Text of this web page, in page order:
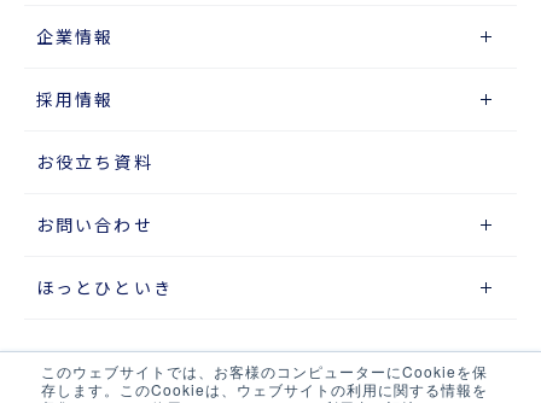
このウェブサイトでは、お客様のコンピューターにCookieを保
存します。このCookieは、ウェブサイトの利用に関する情報を
企業情報
採用情報
お役立ち資料
お問い合わせ
ほっとひといき
サイトマップ